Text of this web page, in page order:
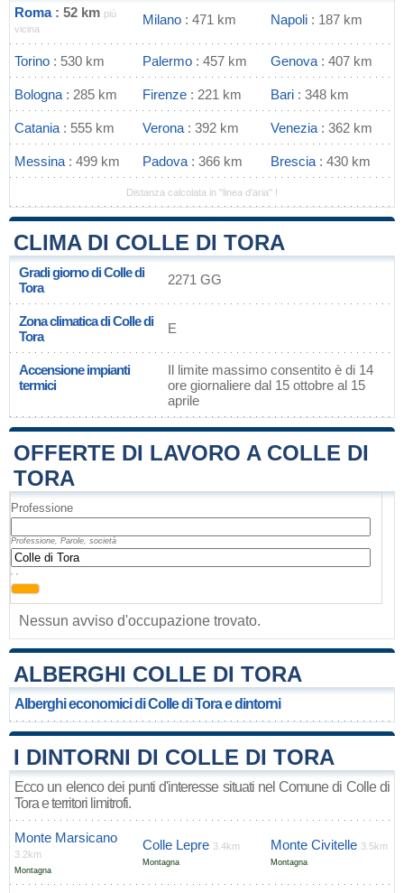
Roma: 52 km più
vicina
Milano : 471 km Napoli : 187 km
Torino : 530 km Palermo : 457 km Genova : 407 km
Bologna : 285 km Firenze : 221 km Bari : 348 km
Catania : 555 km Verona : 392 km Venezia : 362 km
Messina : 499 km Padova : 366 km Brescia : 430 km
Distanza calcolata in "linea d'aria" !
CLIMA DI COLLE DI TORA
Gradi giorno di Colle di
Tora
2271 GG
Zona climatica di Colle di
Tora
E
Accensione impianti
termici
Il limite massimo consentito è di 14
ore giornaliere dal 15 ottobre al 15
aprile
OFFERTE DI LAVORO A COLLE DI
TORA
Professione
Professione, Parole, società
, ,
Nessun avviso d'occupazione trovato.
ALBERGHI COLLE DI TORA
Alberghi economici di Colle di Tora e dintorni
I DINTORNI DI COLLE DI TORA
Ecco un elenco dei punti d'interesse situati nel Comune di Colle di
Tora e territori limitrofi.
Monte Marsicano
3.2km
Montagna
Colle Lepre 3.4km
Montagna
Monte Civitelle 3.5km
Montagna